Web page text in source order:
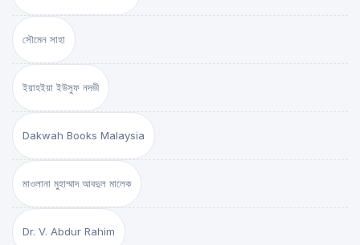
সৌমেন সাহা
ইয়াহইয়া ইউসুফ নদভী
Dakwah Books Malaysia
মাওলানা মুহাম্মাদ আবদুল মালেক
Dr. V. Abdur Rahim